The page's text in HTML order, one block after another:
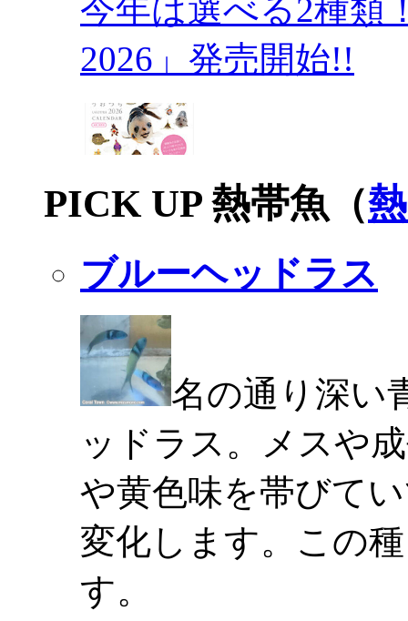
今年は選べる2種類
2026」発売開始!!
PICK UP 熱帯魚（
ブルーヘッドラス
名の通り深い
ッドラス。メスや
や黄色味を帯びて
変化します。この
す。